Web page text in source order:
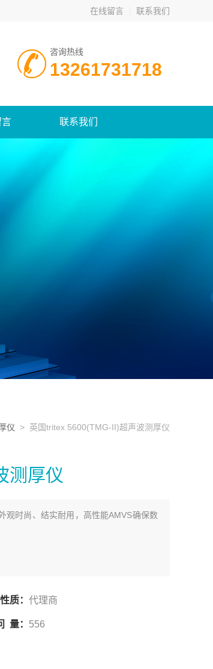
在线留言 联系我们
咨询热线
13261731718
言 联系我们
仪 > 英国tritex 5600(TMG-II)超声波测厚仪
测厚仪
观时尚、结实耐用，高性能AMVS确保数
质： 代理商
量： 556